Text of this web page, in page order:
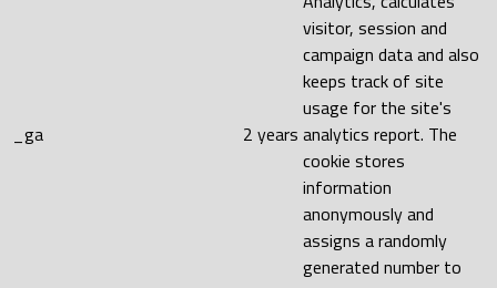
_ga 2 years
visitor, session and
campaign data and also
keeps track of site
usage for the site's
analytics report. The
cookie stores
information
anonymously and
assigns a randomly
generated number to